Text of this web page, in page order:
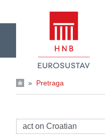
» Pretraga